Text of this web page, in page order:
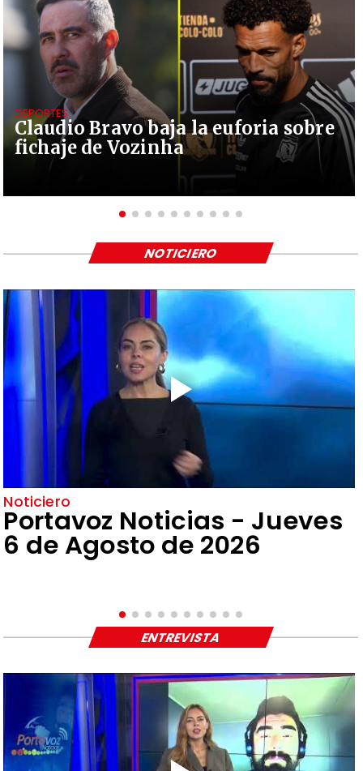
Claudio Bravo baja la euforia sobre
fichaje de Vozinha
DEPORTES
Noticiero
Portavoz Noticias - Jueves
6 de Agosto de 2026
NOTICIERO
ENTREVISTA